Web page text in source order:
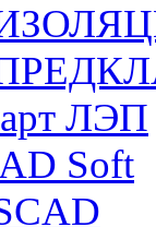
ЛЭП
Soft